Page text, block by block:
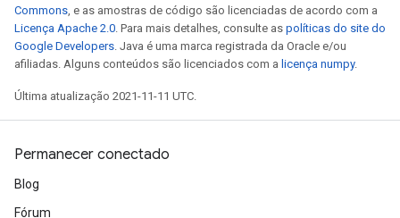
Commons, e as amostras de código são licenciadas de acordo com a
Licença Apache 2.0. Para mais detalhes, consulte as políticas do site do
Google Developers. Java é uma marca registrada da Oracle e/ou
afiliadas. Alguns conteúdos são licenciados com a licença numpy.
Última atualização 2021-11-11 UTC.
Permanecer conectado
Blog
Fórum